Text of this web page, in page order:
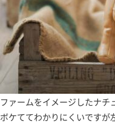
ファームをイメージしたナチ
ボケててわかりにくいですが